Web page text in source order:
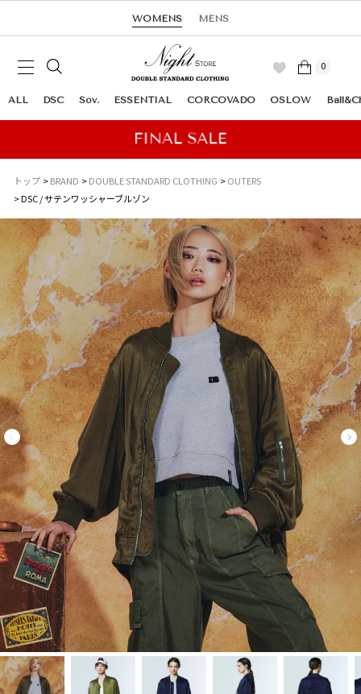
WOMENS MENS
0
ALL DSC Sov. ESSENTIAL CORCOVADO OSLOW
トップ BRAND DOUBLE STANDARD CLOTHING
OUTERS
DSC / サテンワッシャーブルゾン